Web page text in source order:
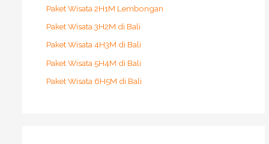
Paket Wisata 2H1M Lembongan
Paket Wisata 3H2M di Bali
Paket Wisata 4H3M di Bali
Paket Wisata 5H4M di Bali
Paket Wisata 6H5M di Bali